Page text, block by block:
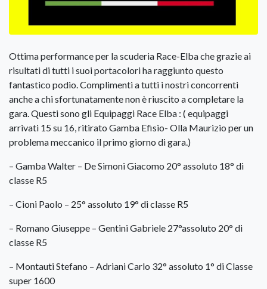
Ottima performance per la scuderia Race-Elba che grazie ai
risultati di tutti i suoi portacolori ha raggiunto questo
fantastico podio. Complimenti a tutti i nostri concorrenti
anche a chi sfortunatamente non è riuscito a completare la
gara. Questi sono gli Equipaggi Race Elba : ( equipaggi
arrivati 15 su 16, ritirato Gamba Efisio- Olla Maurizio per un
problema meccanico il primo giorno di gara.)
– Gamba Walter – De Simoni Giacomo 20° assoluto 18° di
classe R5
– Cioni Paolo – 25° assoluto 19° di classe R5
– Romano Giuseppe – Gentini Gabriele 27°assoluto 20° di
classe R5
– Montauti Stefano – Adriani Carlo 32° assoluto 1° di Classe
super 1600